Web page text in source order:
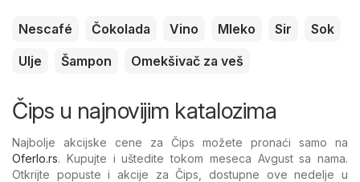
Nescafé Čokolada Vino Mleko Sir
Sok
Ulje
Šampon Omekšivač za veš
Čips u najnovijim katalozima
Najbolje akcijske cene za Čips možete pronaći samo na
Oferlo.rs. Kupujte i uštedite tokom meseca Avgust sa nama.
Otkrijte popuste i akcije za Čips, dostupne ove nedelje u